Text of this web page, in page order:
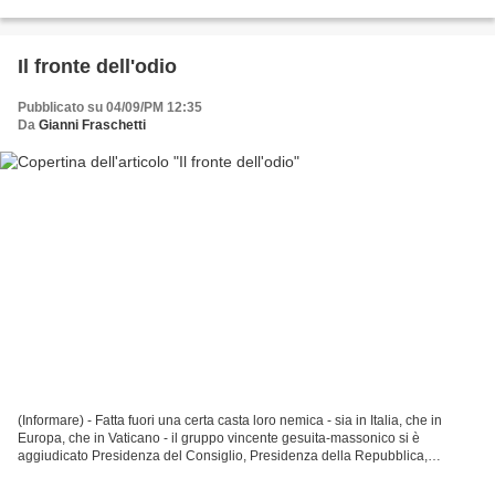
Il fronte dell'odio
Pubblicato su 04/09/PM 12:35
Da Gianni Fraschetti
(Informare) - Fatta fuori una certa casta loro nemica - sia in Italia, che in
Europa, che in Vaticano - il gruppo vincente gesuita-massonico si è
aggiudicato Presidenza del Consiglio, Presidenza della Repubblica,